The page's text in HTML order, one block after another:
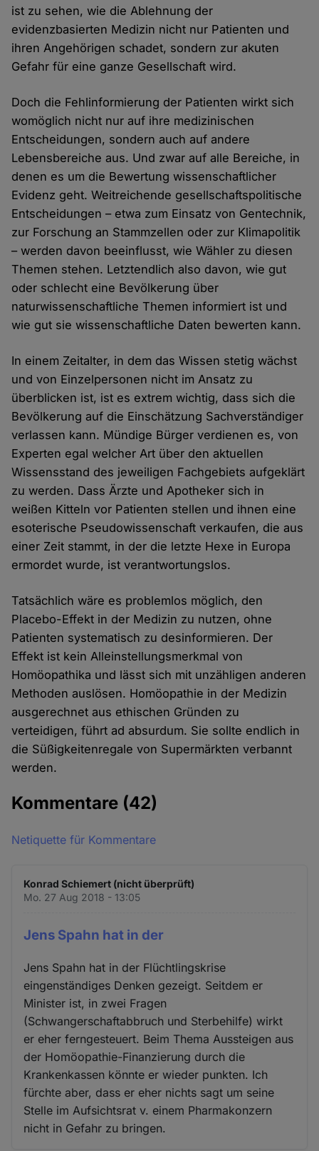
ist zu sehen, wie die Ablehnung der
evidenzbasierten Medizin nicht nur Patienten und
ihren Angehörigen schadet, sondern zur akuten
Gefahr für eine ganze Gesellschaft wird.
Doch die Fehlinformierung der Patienten wirkt sich
womöglich nicht nur auf ihre medizinischen
Entscheidungen, sondern auch auf andere
Lebensbereiche aus. Und zwar auf alle Bereiche, in
denen es um die Bewertung wissenschaftlicher
Evidenz geht. Weitreichende gesellschaftspolitische
Entscheidungen – etwa zum Einsatz von Gentechnik,
zur Forschung an Stammzellen oder zur Klimapolitik
– werden davon beeinflusst, wie Wähler zu diesen
Themen stehen. Letztendlich also davon, wie gut
oder schlecht eine Bevölkerung über
naturwissenschaftliche Themen informiert ist und
wie gut sie wissenschaftliche Daten bewerten kann.
In einem Zeitalter, in dem das Wissen stetig wächst
und von Einzelpersonen nicht im Ansatz zu
überblicken ist, ist es extrem wichtig, dass sich die
Bevölkerung auf die Einschätzung Sachverständiger
verlassen kann. Mündige Bürger verdienen es, von
Experten egal welcher Art über den aktuellen
Wissensstand des jeweiligen Fachgebiets aufgeklärt
zu werden. Dass Ärzte und Apotheker sich in
weißen Kitteln vor Patienten stellen und ihnen eine
esoterische Pseudowissenschaft verkaufen, die aus
einer Zeit stammt, in der die letzte Hexe in Europa
ermordet wurde, ist verantwortungslos.
Tatsächlich wäre es problemlos möglich, den
Placebo-Effekt in der Medizin zu nutzen, ohne
Patienten systematisch zu desinformieren. Der
Effekt ist kein Alleinstellungsmerkmal von
Homöopathika und lässt sich mit unzähligen anderen
Methoden auslösen. Homöopathie in der Medizin
ausgerechnet aus ethischen Gründen zu
verteidigen, führt ad absurdum. Sie sollte endlich in
die Süßigkeitenregale von Supermärkten verbannt
werden.
Kommentare (42)
Netiquette für Kommentare
Konrad Schiemert (nicht überprüft)
Mo. 27 Aug 2018 - 13:05
Jens Spahn hat in der
Jens Spahn hat in der Flüchtlingskrise
eingenständiges Denken gezeigt. Seitdem er
Minister ist, in zwei Fragen
(Schwangerschaftabbruch und Sterbehilfe) wirkt
er eher ferngesteuert. Beim Thema Aussteigen aus
der Homöopathie-Finanzierung durch die
Krankenkassen könnte er wieder punkten. Ich
fürchte aber, dass er eher nichts sagt um seine
Stelle im Aufsichtsrat v. einem Pharmakonzern
nicht in Gefahr zu bringen.